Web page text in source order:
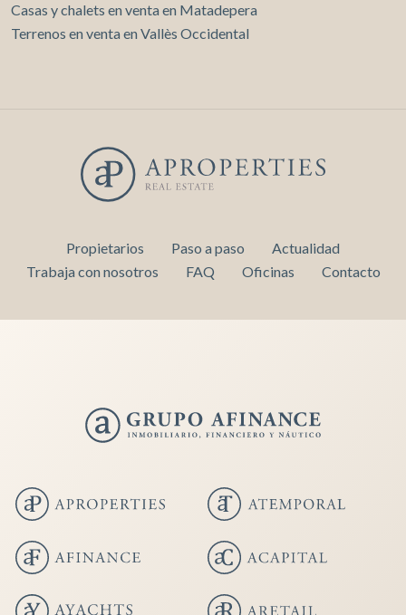
Casas y chalets en venta en Matadepera
Terrenos en venta en Vallès Occidental
Propietarios Paso a paso
Actualidad
Trabaja con nosotros
FAQ Oficinas Contacto